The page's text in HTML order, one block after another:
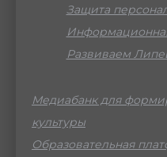
Защита
Развиваем
Медиабанк для
культуры
Образовательная